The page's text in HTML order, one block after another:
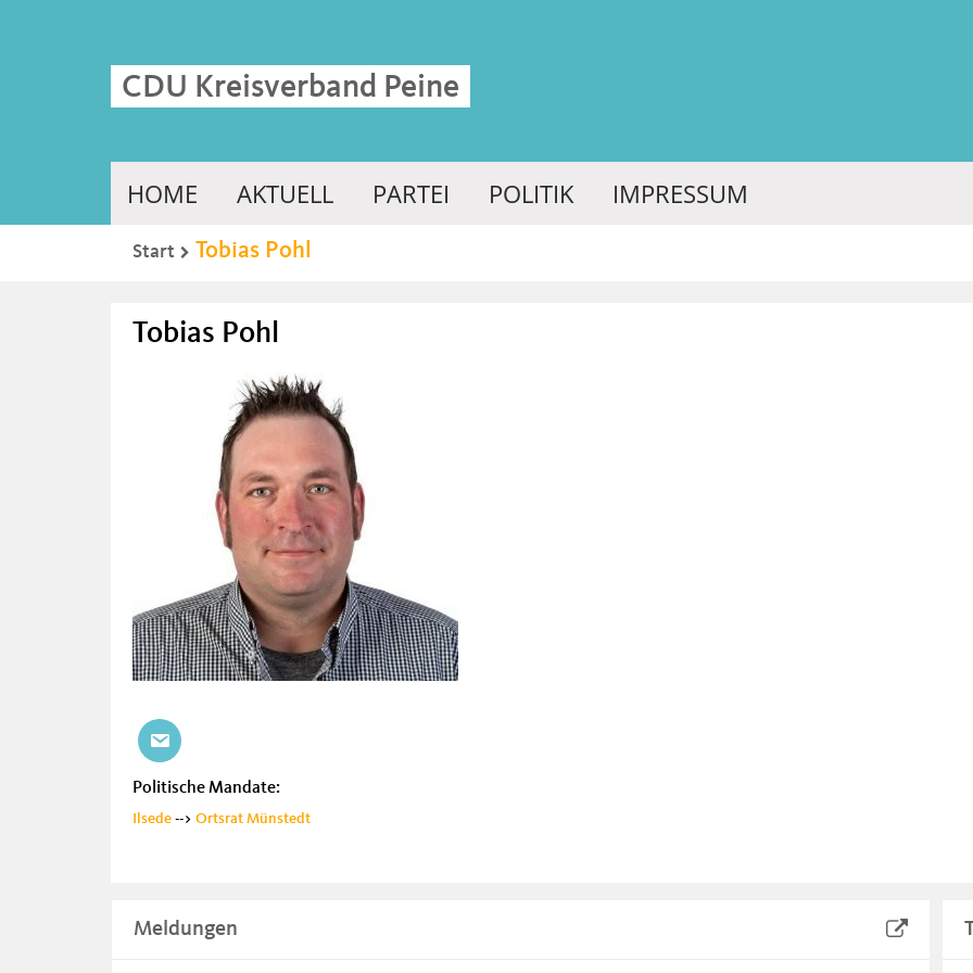
HOME AKTUELL PARTEI POLITIK IMPRESSUM
CDU Kreisverband Peine
Start Tobias Pohl
Tobias Pohl
Politische Mandate:
Ilsede --> Ortsrat Münstedt
Meldungen